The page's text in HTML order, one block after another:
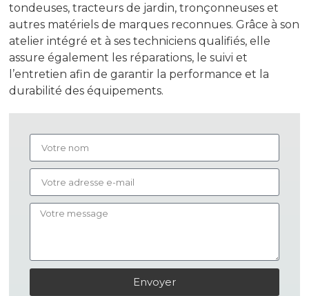
tondeuses, tracteurs de jardin, tronçonneuses et
autres matériels de marques reconnues. Grâce à son
atelier intégré et à ses techniciens qualifiés, elle
assure également les réparations, le suivi et
l’entretien afin de garantir la performance et la
durabilité des équipements.
Envoyer